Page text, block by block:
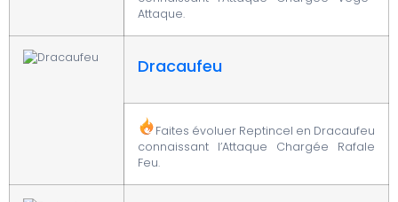
Attaque.
Dracaufeu
Faites évoluer Reptincel en Dracaufeu
connaissant l’Attaque Chargée Rafale
Feu.